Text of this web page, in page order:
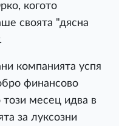
когото
своята "дясна
компанията успя
финансово
месец идва в
за луксозни